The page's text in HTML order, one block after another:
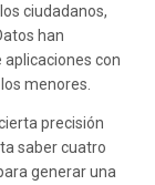
ciudadanos,
han
con
menores.
precisión
saber cuatro
generar una